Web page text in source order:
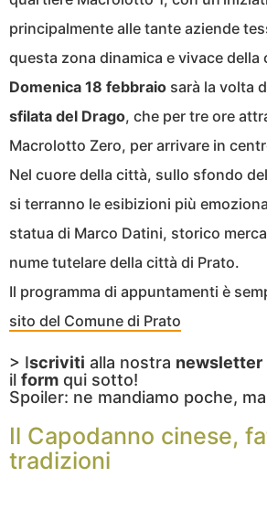
principalmente alle tante aziende
questa zona dinamica e vivace della
Domenica 18 febbraio sarà la volta
sfilata del Drago, che per tre ore
Macrolotto Zero, per arrivare in
Nel cuore della città, sullo sfondo
si terranno le esibizioni più
statua di Marco Datini, storico
nume tutelare della città di Prato.
Il programma di appuntamenti è
sito del Comune di Prato
> Iscriviti alla nostra newsletter
il form qui sotto!
Spoiler: ne mandiamo poche,
Il Capodanno cinese,
tradizioni